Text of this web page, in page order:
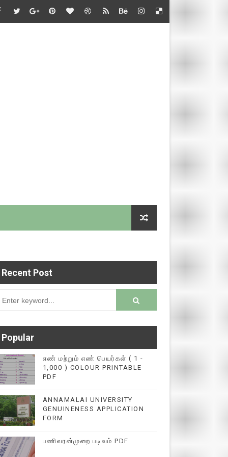
- வழிகாட்டி நெறிமுறைகள் சார்பு - தொடக்கக் கல்வி
சார்பு - பள்ளிக்கல்வி இயக்குநர் செயல்முறைகள்
- அறிவுரை வழங்குதல் சார்பு - தொடக்கக் கல்வி இயக்குநர்
பதிவு செய்ய 9345616572 என்ற
Recent Post
Popular
எண் மற்றும் எண் பெயர்கள் ( 1 -
1,000 ) COLOUR PRINTABLE
PDF
ANNAMALAI UNIVERSITY
GENUINENESS APPLICATION
FORM
பணிவரன்முறை படிவம் PDF